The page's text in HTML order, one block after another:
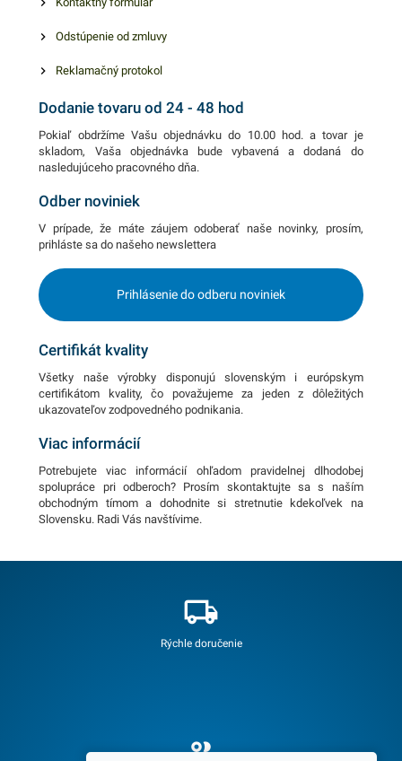
Odstúpenie od zmluvy
Reklamačný protokol
Dodanie tovaru od 24 - 48 hod
Pokiaľ obdržíme Vašu objednávku do 10.00 hod. a tovar je
skladom, Vaša objednávka bude vybavená a dodaná do
nasledujúceho pracovného dňa.
Odber noviniek
V prípade, že máte záujem odoberať naše novinky, prosím,
prihláste sa do našeho newslettera
Prihlásenie do odberu noviniek
Certifikát kvality
Všetky naše výrobky disponujú slovenským i európskym
certifikátom kvality, čo považujeme za jeden z dôležitých
ukazovateľov zodpovedného podnikania.
Viac informácií
Potrebujete viac informácií ohľadom pravidelnej dlhodobej
spolupráce pri odberoch? Prosím skontaktujte sa s naším
obchodným tímom a dohodnite si stretnutie kdekoľvek na
Slovensku. Radi Vás navštívime.
Rýchle doručenie